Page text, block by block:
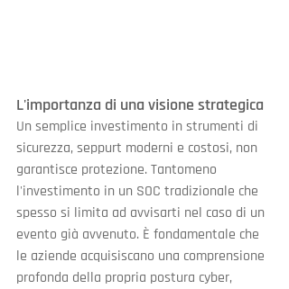
L'importanza di una visione strategica
Un semplice investimento in strumenti di
sicurezza, seppurt moderni e costosi, non
garantisce protezione. Tantomeno
l'investimento in un SOC tradizionale che
spesso si limita ad avvisarti nel caso di un
evento già avvenuto. È fondamentale che
le aziende acquisiscano una comprensione
profonda della propria postura cyber,